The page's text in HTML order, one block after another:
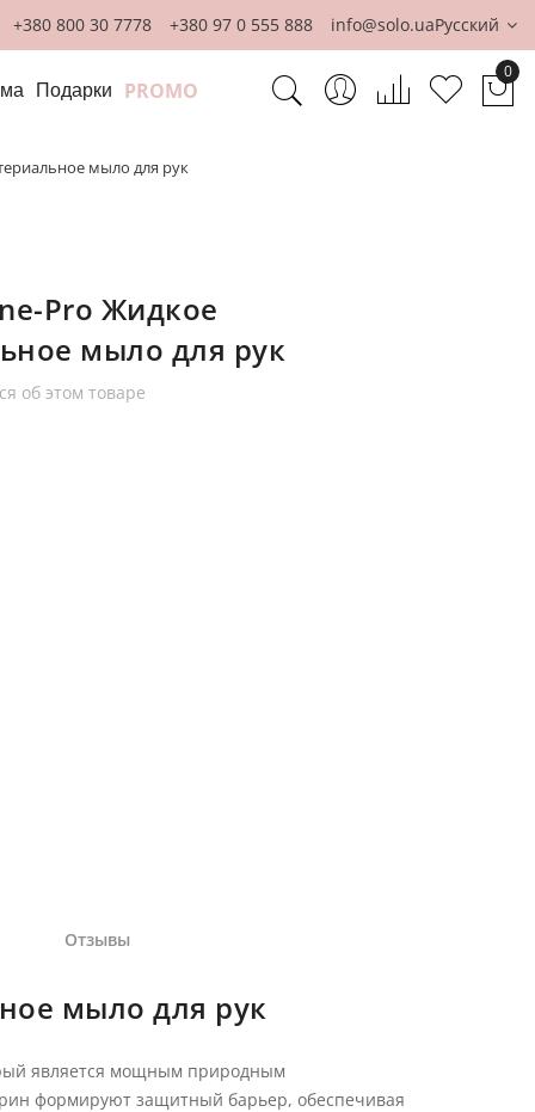
+380 800 30 7778 +380 97 0 555 888 info@solo.uaРусский
Подарки PROMO
0
мыло для рук
Pro Жидкое
мыло для рук
об этом товаре
мыло для рук
является мощным природным
формируют защитный барьер, обеспечивая
Отзывы